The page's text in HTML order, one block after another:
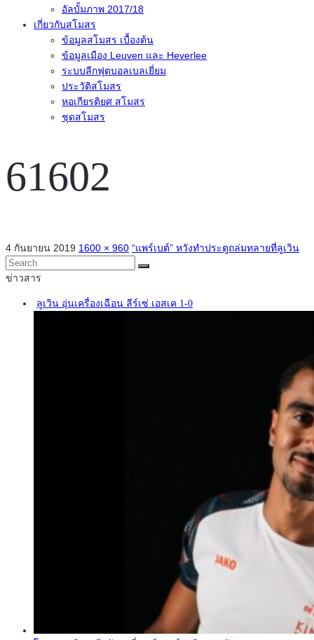
อัลบั้มภาพ 2017/18
เกี่ยวกับสโมสร
ข้อมูลสโมสร เบื้องต้น
ข้อมูลเมือง Leuven และ Heverlee
ระบบลีกฟุตบอลเบลเยี่ยม
ประวัติสโมสร
หอเกียรติยศ สโมสร
ชุดสโมสร
61602
4 กันยายน 2019 1600 × 960 “แพร์เบต์” หวังทำประตูถล่มทลายที่ลูเวิน
ข่าวสาร
ลูเวิน อุ่นเครื่องเฉือน ลีร์เซ่ เอสเค 1-0